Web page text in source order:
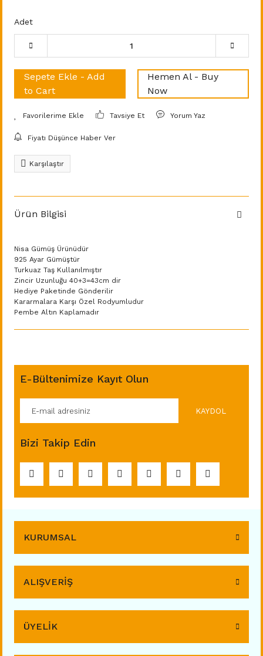
Adet
Sepete Ekle - Add
to Cart
Hemen Al - Buy
Now
Tavsiye Et Yorum Yaz
Fiyatı Düşünce Haber Ver
Karşılaştır
Ürün Bilgisi
Nisa Gümüş Ürünüdür
925 Ayar Gümüştür
Turkuaz Taş Kullanılmıştır
Zincir Uzunluğu 40+3=43cm dir
Hediye Paketinde Gönderilir
Kararmalara Karşı Özel Rodyumludur
Pembe Altın Kaplamadır
E-Bültenimize Kayıt Olun
KAYDOL
Bizi Takip Edin
KURUMSAL
ALIŞVERİŞ
ÜYELİK